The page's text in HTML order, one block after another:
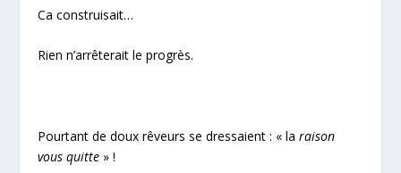
Ca construisait…
Rien n’arrêterait le progrès.
Pourtant de doux rêveurs se dressaient : « laraison
vous quitte » !